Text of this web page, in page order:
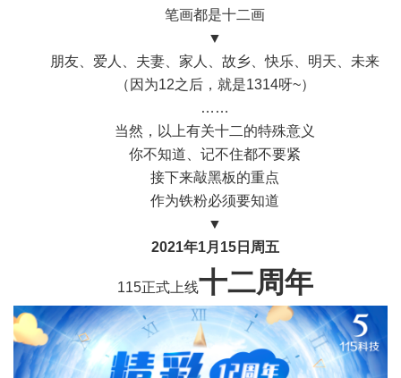
笔画都是十二画
▼
朋友、爱人、夫妻、家人、故乡、快乐、明天、未来
（因为12之后，就是1314呀~）
……
当然，以上有关十二的特殊意义
你不知道、记不住都不要紧
接下来敲黑板的重点
作为铁粉必须要知道
▼
2021年1月15日 周五
115正式上线十二周年